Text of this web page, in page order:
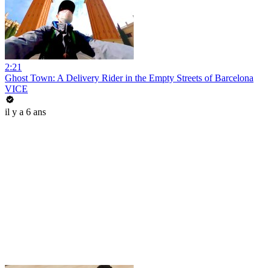
2:21
Ghost Town: A Delivery Rider in the Empty Streets of Barcelona
VICE
il y a 6 ans